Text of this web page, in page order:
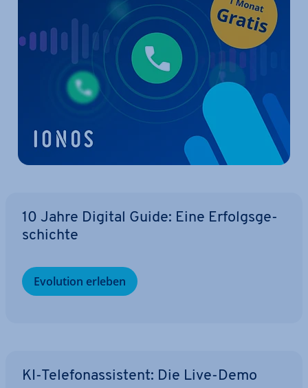
10 Jahre Digital Guide: Eine Er­folgs­ge­
schich­te
Evolution erleben
KI-Te­le­fon­as­sis­tent: Die Live-Demo